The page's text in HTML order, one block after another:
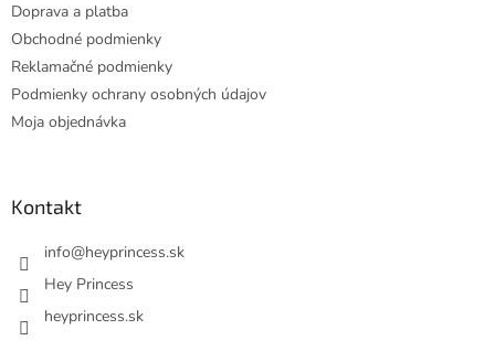
Doprava a platba
Obchodné podmienky
Reklamačné podmienky
Podmienky ochrany osobných údajov
Moja objednávka
Kontakt
info@heyprincess.sk
Hey Princess
heyprincess.sk